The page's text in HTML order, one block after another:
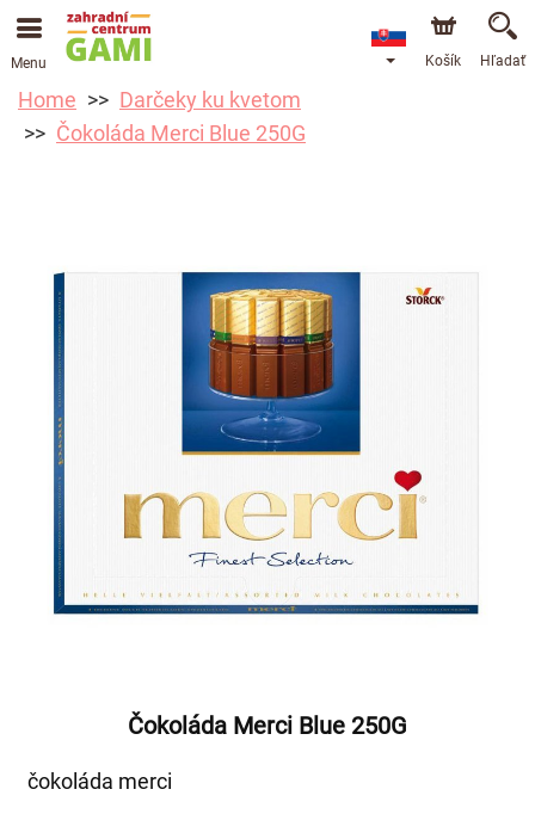
Menu Košík Hľadať
Home
Darčeky ku kvetom
Čokoláda Merci Blue 250G
Čokoláda Merci Blue 250G
čokoláda merci